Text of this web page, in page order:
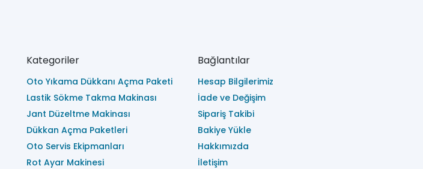
Kategoriler
Oto Yıkama Dükkanı Açma Paketi
Lastik Sökme Takma Makinası
Jant Düzeltme Makinası
Dükkan Açma Paketleri
Oto Servis Ekipmanları
Rot Ayar Makinesi
Bağlantılar
Hesap Bilgilerimiz
İade ve Değişim
Sipariş Takibi
Bakiye Yükle
Hakkımızda
İletişim